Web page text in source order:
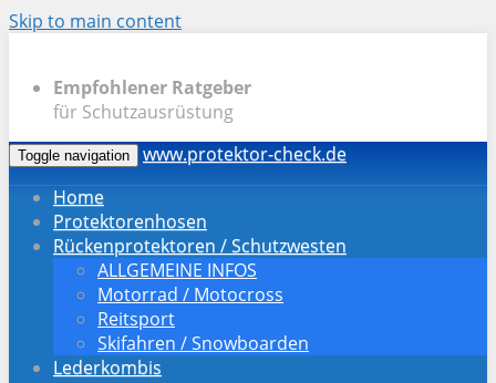
Skip to main content
Empfohlener Ratgeber
für Schutzausrüstung
Toggle navigation
www.protektor-check.de
Home
Protektorenhosen
Rückenprotektoren / Schutzwesten
ALLGEMEINE INFOS
Motorrad / Motocross
Reitsport
Skifahren / Snowboarden
Lederkombis